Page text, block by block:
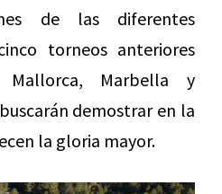
de las diferentes
torneos anteriores
Mallorca, Marbella y
demostrar en la
la gloria mayor.